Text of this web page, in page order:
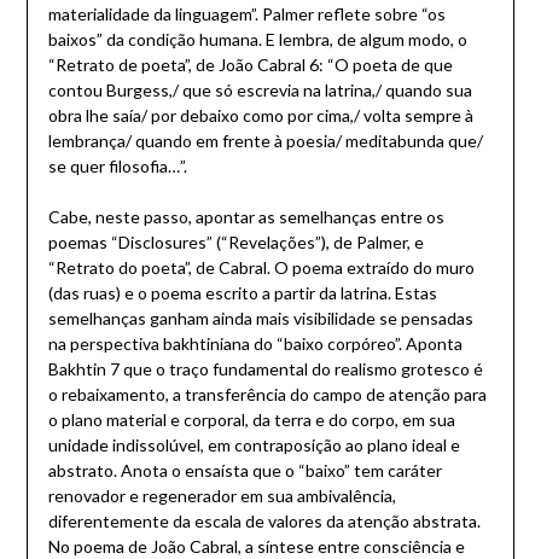
materialidade da linguagem”. Palmer reflete sobre “os
baixos” da condição humana. E lembra, de algum modo, o
“Retrato de poeta”, de João Cabral 6: “O poeta de que
contou Burgess,/ que só escrevia na latrina,/ quando sua
obra lhe saía/ por debaixo como por cima,/ volta sempre à
lembrança/ quando em frente à poesia/ meditabunda que/
se quer filosofia…”.
Cabe, neste passo, apontar as semelhanças entre os
poemas “Disclosures” (“Revelações”), de Palmer, e
“Retrato do poeta”, de Cabral. O poema extraído do muro
(das ruas) e o poema escrito a partir da latrina. Estas
semelhanças ganham ainda mais visibilidade se pensadas
na perspectiva bakhtiniana do “baixo corpóreo”. Aponta
Bakhtin 7 que o traço fundamental do realismo grotesco é
o rebaixamento, a transferência do campo de atenção para
o plano material e corporal, da terra e do corpo, em sua
unidade indissolúvel, em contraposição ao plano ideal e
abstrato. Anota o ensaísta que o “baixo” tem caráter
renovador e regenerador em sua ambivalência,
diferentemente da escala de valores da atenção abstrata.
No poema de João Cabral, a síntese entre consciência e